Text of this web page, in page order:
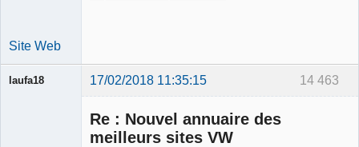
Site Web
14 463
laufa18 17/02/2018 11:35:15
Re : Nouvel annuaire des
meilleurs sites VW